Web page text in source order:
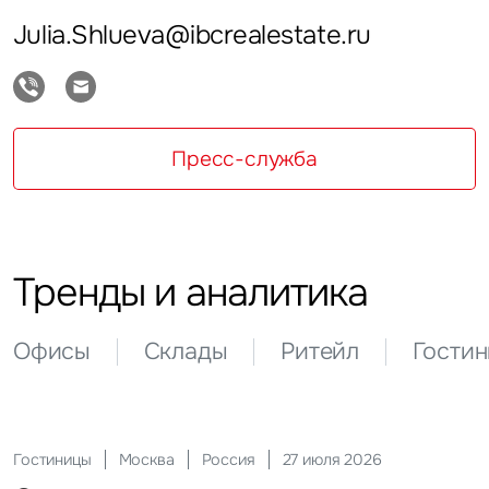
Julia.Shlueva@ibcrealestate.ru
Пресс-служба
Тренды и аналитика
Офисы Склады Ритейл
Гостиницы Москва Россия 27 июля 2026
Офисы Москва Россия 13 апреля 2026
Склады Москва Россия 12 мая 2026
Ритейл Москва Россия 20 июля 2026
Гостиницы Москва Россия 27 июля 2026
Инвестиции Москва Россия 29 мая 2026